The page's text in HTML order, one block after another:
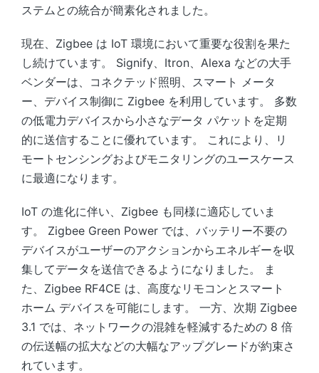
ステムとの統合が簡素化されました。
現在、Zigbee は IoT 環境において重要な役割を果た
し続けています。 Signify、Itron、Alexa などの大手
ベンダーは、コネクテッド照明、スマート メータ
ー、デバイス制御に Zigbee を利用しています。 多数
の低電力デバイスから小さなデータ パケットを定期
的に送信することに優れています。 これにより、リ
モートセンシングおよびモニタリングのユースケース
に最適になります。
IoT の進化に伴い、Zigbee も同様に適応していま
す。 Zigbee Green Power では、バッテリー不要の
デバイスがユーザーのアクションからエネルギーを収
集してデータを送信できるようになりました。 ま
た、Zigbee RF4CE は、高度なリモコンとスマート
ホーム デバイスを可能にします。 一方、次期 Zigbee
3.1 では、ネットワークの混雑を軽減するための 8 倍
の伝送幅の拡大などの大幅なアップグレードが約束さ
れています。